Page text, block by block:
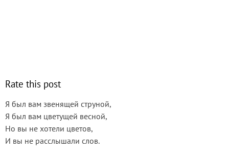
Rate this post
Я был вам звенящей струной,
Я был вам цветущей весной,
Но вы не хотели цветов,
И вы не расслышали слов.